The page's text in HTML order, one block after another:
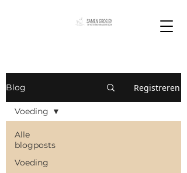
Blog Registreren
Alle
blogposts
Voeding
Voeding